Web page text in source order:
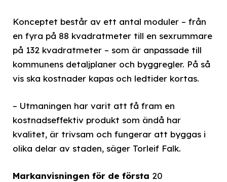
Konceptet består av ett antal moduler – från
en fyra på 88 kvadratmeter till en sexrummare
på 132 kvadratmeter – som är anpassade till
kommunens detaljplaner och byggregler. På så
vis ska kostnader kapas och ledtider kortas.
– Utmaningen har varit att få fram en
kostnadseffektiv produkt som ändå har
kvalitet, är trivsam och fungerar att byggas i
olika delar av staden, säger Torleif Falk.
Markanvisningen för de första 20